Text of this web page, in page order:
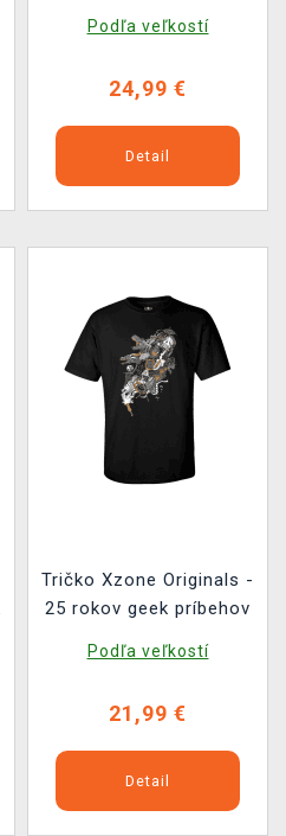
Podľa veľkostí
24,99 €
Detail
Tričko Xzone Originals -
25 rokov geek príbehov
Podľa veľkostí
21,99 €
Detail